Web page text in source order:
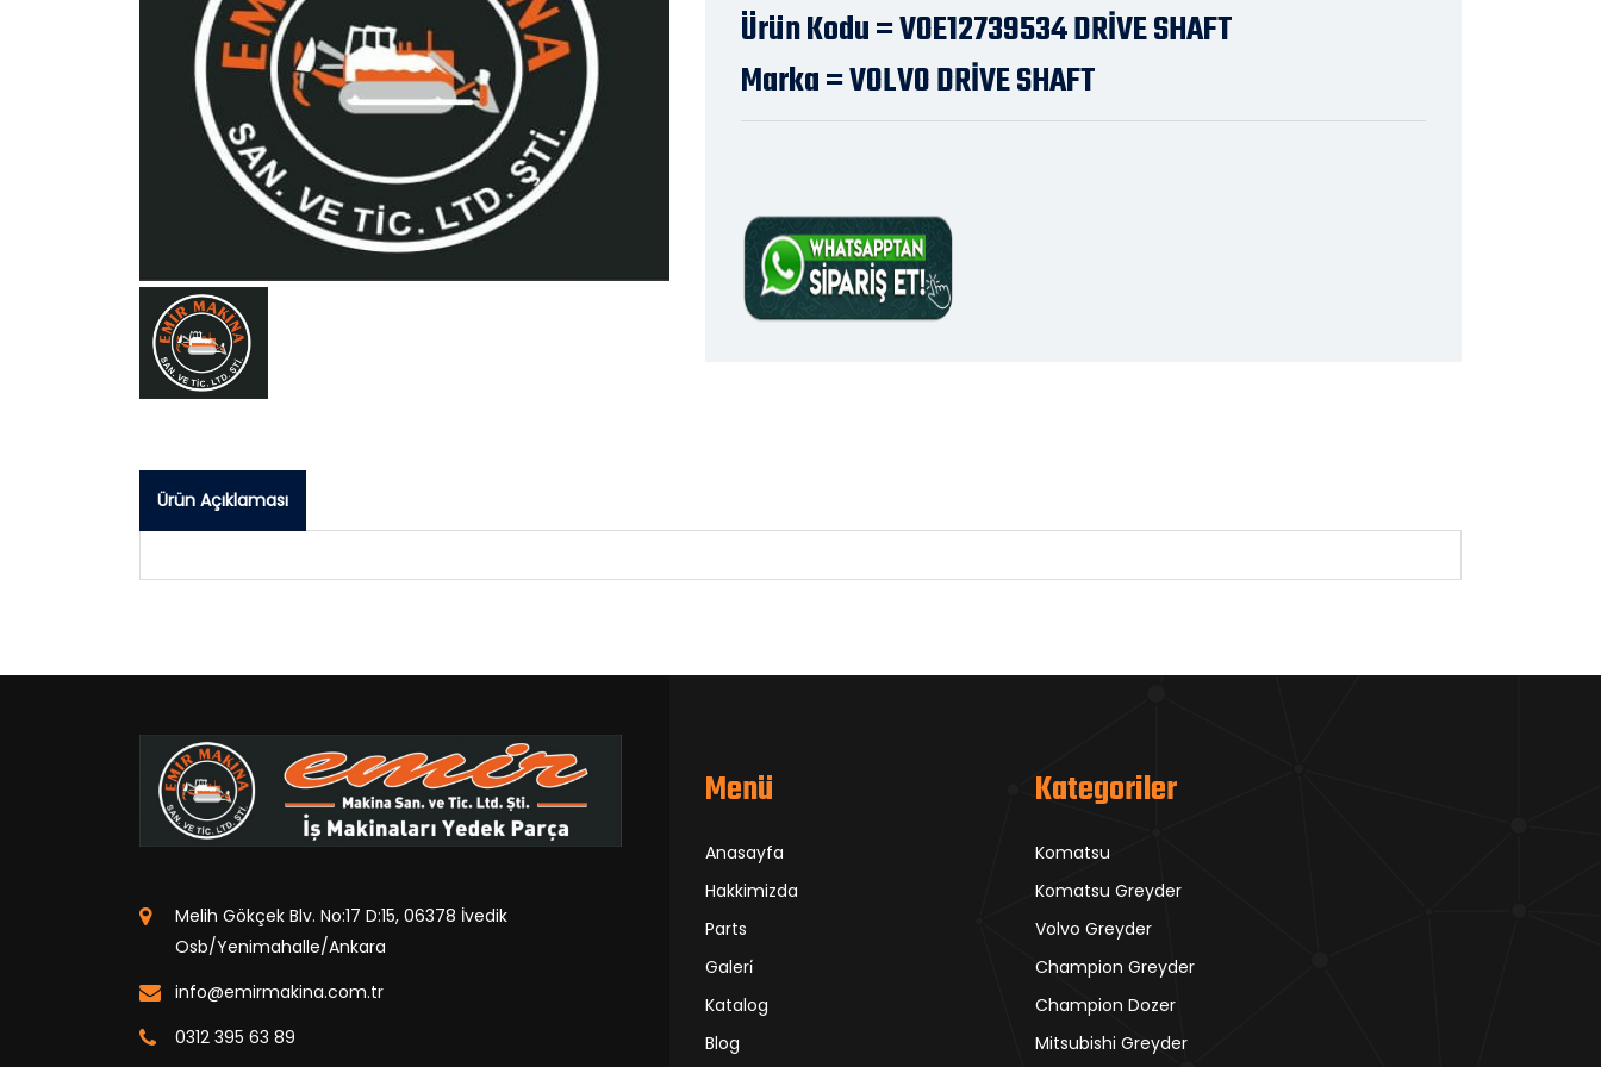
Ürün Kodu = VOE12739534 DRİVE SHAFT
Marka = VOLVO DRİVE SHAFT
Ürün Açıklaması
Melih Gökçek Blv. No:17 D:15, 06378 İvedik
Osb/Yenimahalle/Ankara
info@emirmakina.com.tr
0312 395 63 89
Menü
Anasayfa
Hakkimizda
Parts
Galeri̇
Katalog
Blog
Kategoriler
Komatsu
Komatsu Greyder
Volvo Greyder
Champion Greyder
Champion Dozer
Mitsubishi Greyder